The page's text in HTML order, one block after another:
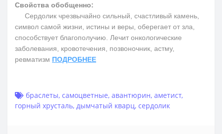
Свойства обобщенно:
Сердолик чрезвычайно сильный, счастливый камень,
символ самой жизни, истины и веры, оберегает от зла,
способствует благополучию. Лечит онкологические
заболевания, кровотечения, позвоночник, астму,
ревматизм ПОДРОБНЕЕ
браслеты, самоцветные, авантюрин, аметист,
горный хрусталь, дымчатый кварц, сердолик